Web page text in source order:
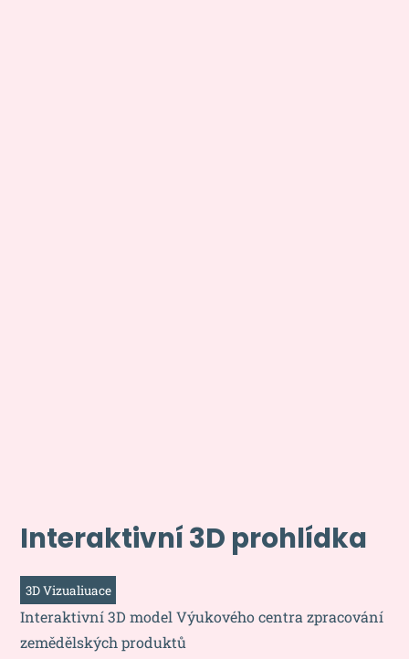
Interaktivní 3D prohlídka
3D Vizualiuace
Interaktivní 3D model Výukového centra zpracování
zemědělských produktů